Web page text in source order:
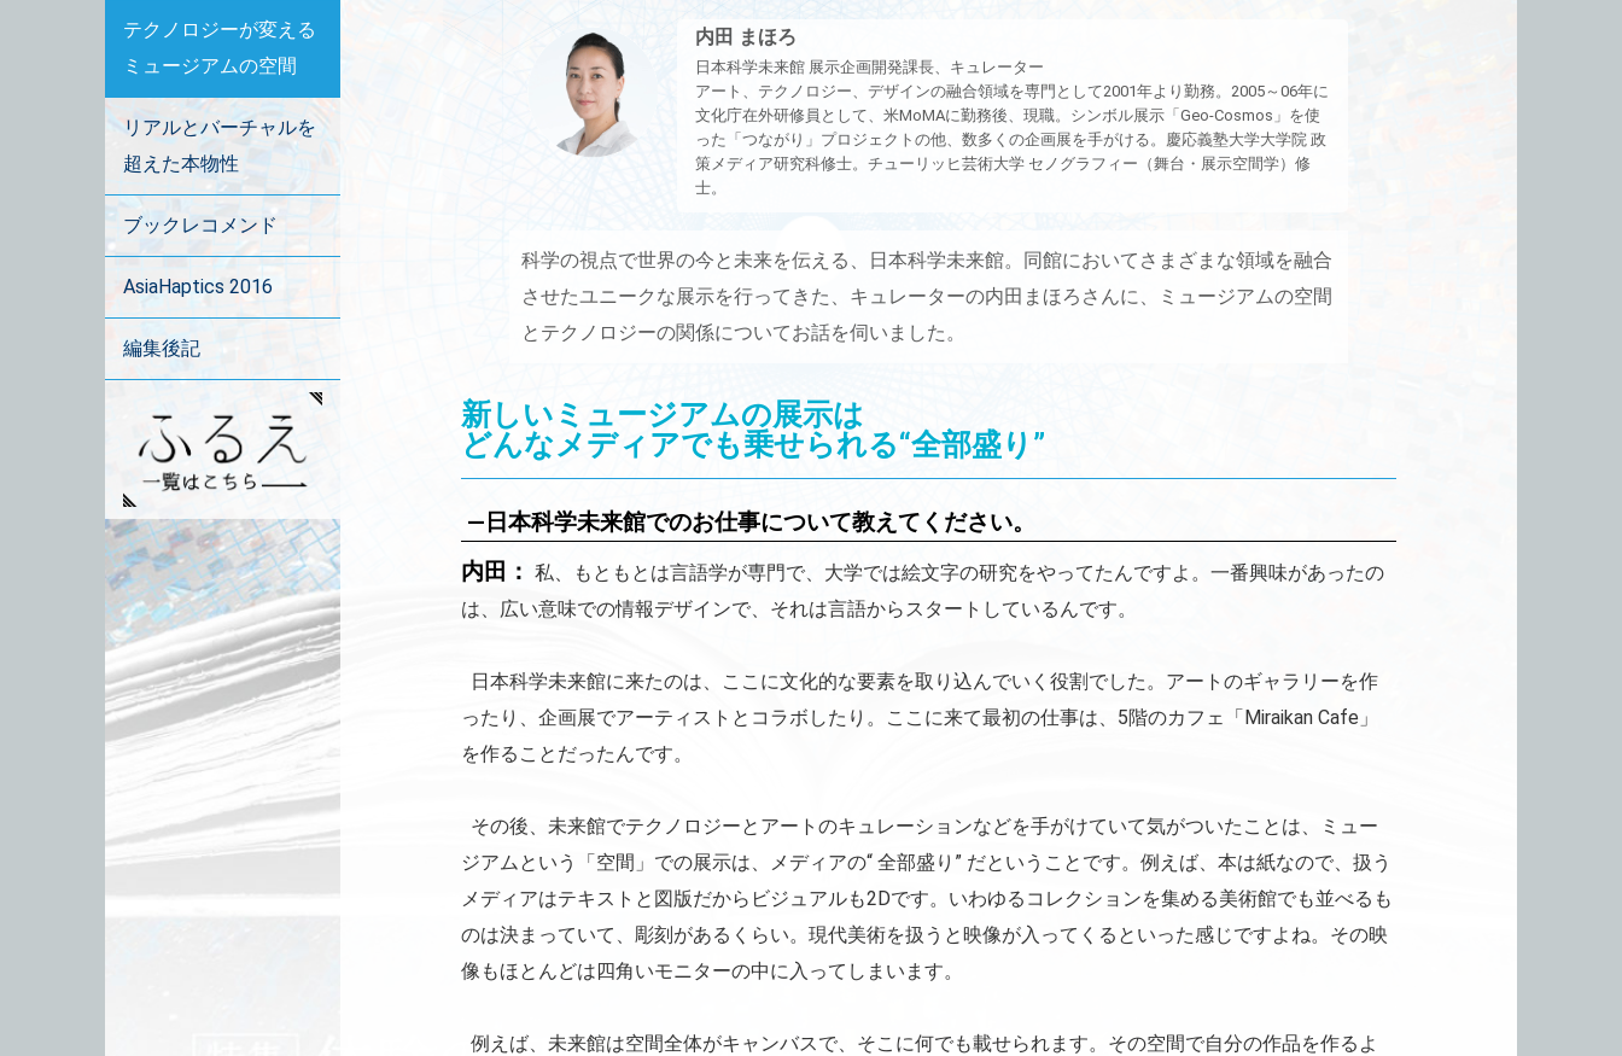
テクノロジーが変える
ミュージアムの空間
リアルとバーチャルを
超えた本物性
ブックレコメンド
AsiaHaptics 2016
編集後記
内田 まほろ
日本科学未来館 展示企画開発課長、キュレーター
アート、テクノロジー、デザインの融合領域を専門として2001年より勤務。2005～06年に
文化庁在外研修員として、米MoMAに勤務後、現職。シンボル展示「Geo-Cosmos」を使
った「つながり」プロジェクトの他、数多くの企画展を手がける。慶応義塾大学大学院 政
策メディア研究科修士。チューリッヒ芸術大学 セノグラフィー（舞台・展示空間学）修
士。
科学の視点で世界の今と未来を伝える、日本科学未来館。同館においてさまざまな領域を融合
させたユニークな展示を行ってきた、キュレーターの内田まほろさんに、ミュージアムの空間
とテクノロジーの関係についてお話を伺いました。
新しいミュージアムの展示は
どんなメディアでも乗せられる“全部盛り”
—日本科学未来館でのお仕事について教えてください。
内田： 私、もともとは言語学が専門で、大学では絵文字の研究をやってたんですよ。一番興味があったの
は、広い意味での情報デザインで、それは言語からスタートしているんです。
日本科学未来館に来たのは、ここに文化的な要素を取り込んでいく役割でした。アートのギャラリーを作
ったり、企画展でアーティストとコラボしたり。ここに来て最初の仕事は、5階のカフェ「Miraikan Cafe」
を作ることだったんです。
その後、未来館でテクノロジーとアートのキュレーションなどを手がけていて気がついたことは、ミュー
ジアムという「空間」での展示は、メディアの“ 全部盛り” だということです。例えば、本は紙なので、扱う
メディアはテキストと図版だからビジュアルも2Dです。いわゆるコレクションを集める美術館でも並べるも
のは決まっていて、彫刻があるくらい。現代美術を扱うと映像が入ってくるといった感じですよね。その映
像もほとんどは四角いモニターの中に入ってしまいます。
例えば、未来館は空間全体がキャンバスで、そこに何でも載せられます。その空間で自分の作品を作るよ